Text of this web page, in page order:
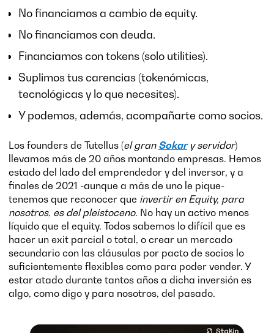
No financiamos a cambio de equity.
No financiamos con deuda.
Financiamos con tokens (solo utilities).
Suplimos tus carencias (tokenómicas,
tecnológicas y lo que necesites).
Y podemos, además, acompañarte como socios.
Los founders de Tutellus (el gran Sokary servidor)
llevamos más de 20 años montando empresas. Hemos
estado del lado del emprendedor y del inversor, y a
finales de 2021 -aunque a más de uno le pique-
tenemos que reconocer que invertir en Equity, para
nosotros, es del pleistoceno. No hay un activo menos
líquido que el equity. Todos sabemos lo difícil que es
hacer un exit parcial o total, o crear un mercado
secundario con las cláusulas por pacto de socios lo
suficientemente flexibles como para poder vender. Y
estar atado durante tantos años a dicha inversión es
algo, como digo y para nosotros, del pasado.